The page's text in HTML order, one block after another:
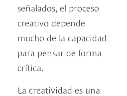
señalados, el proceso
creativo depende
mucho de la capacidad
para pensar de forma
crítica.
La creatividad es una